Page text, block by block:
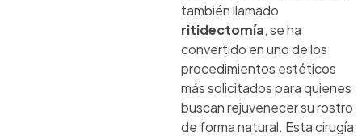
también llamado
ritidectomía, se ha
convertido en uno de los
procedimientos estéticos
más solicitados para quienes
buscan rejuvenecer su rostro
de forma natural. Esta cirugía